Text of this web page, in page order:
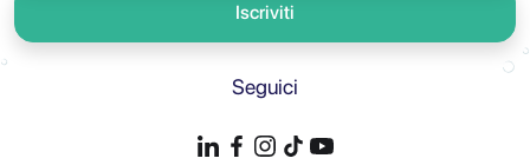
Iscriviti
Seguici